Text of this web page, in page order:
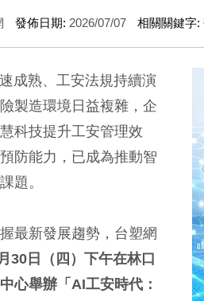
發佈日期: 2026/07/07 相關關鍵字:
成熟、工安法規持續演
製造環境日益複雜，企
科技提升工安管理效
防能力，已成為推動智
題。
最新發展趨勢，台塑網
30日（四）下午在林口
心舉辦「AI工安時代：